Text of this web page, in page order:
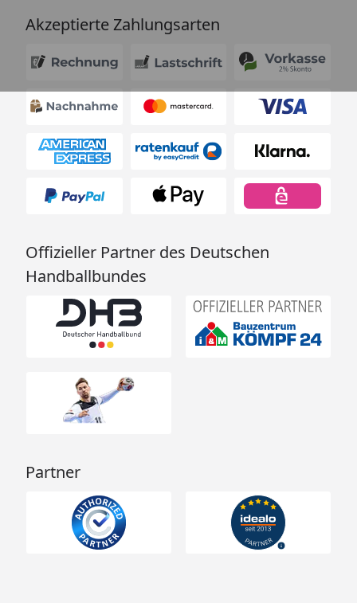
Akzeptierte Zahlungsarten
Offizieller Partner des Deutschen
Handballbundes
Partner